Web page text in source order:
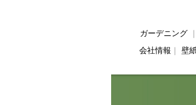
ガーデニング｜
会社情報
壁